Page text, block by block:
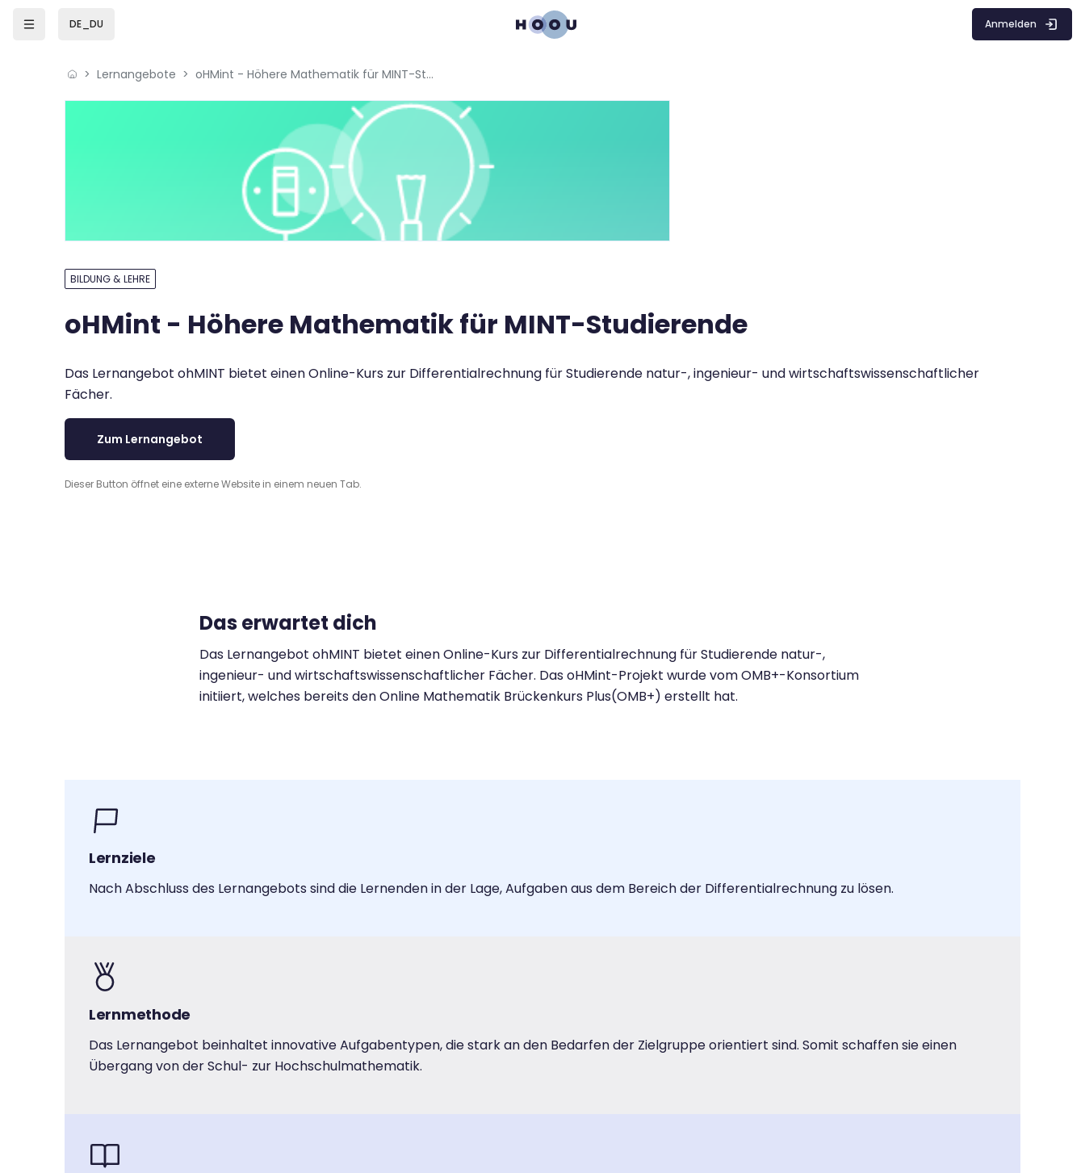
DE_DU Anmelden
Lernangebote oHMint - Höhere Mathematik für MINT-Studierende
BILDUNG & LEHRE
oHMint - Höhere Mathematik für MINT-Studierende
Das Lernangebot ohMINT bietet einen Online-Kurs zur Differentialrechnung für Studierende natur-, ingenieur- und wirtschaftswissenschaftlicher
Fächer.
Zum Lernangebot
Dieser Button öffnet eine externe Website in einem neuen Tab.
Das erwartet dich
Das Lernangebot ohMINT bietet einen Online-Kurs zur Differentialrechnung für Studierende natur-,
ingenieur- und wirtschaftswissenschaftlicher Fächer. Das oHMint-Projekt wurde vom OMB+-Konsortium
initiiert, welches bereits den Online Mathematik Brückenkurs Plus(OMB+) erstellt hat.
Lernziele
Nach Abschluss des Lernangebots sind die Lernenden in der Lage, Aufgaben aus dem Bereich der Differentialrechnung zu lösen.
Lernmethode
Das Lernangebot beinhaltet innovative Aufgabentypen, die stark an den Bedarfen der Zielgruppe orientiert sind. Somit schaffen sie einen
Übergang von der Schul- zur Hochschulmathematik.